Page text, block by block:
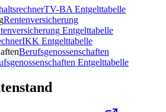
TV-BA Entgelttabelle
Rentenversicherung
Entgelttabelle
IKK Entgelttabelle
Berufsgenossenschaften
Entgelttabelle